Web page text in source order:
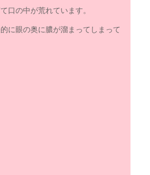
口の中が荒れています。
に眼の奥に膿が溜まってしまって